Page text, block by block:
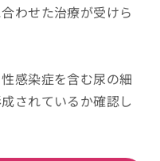
わせた治療が受けら
感染症を含む尿の細
されているか確認し